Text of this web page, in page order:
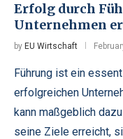
Erfolg durch
Unternehmen
by EU Wirtschaft
Führung ist ein
erfolgreichen
kann maßgeblich
seine Ziele erreicht,